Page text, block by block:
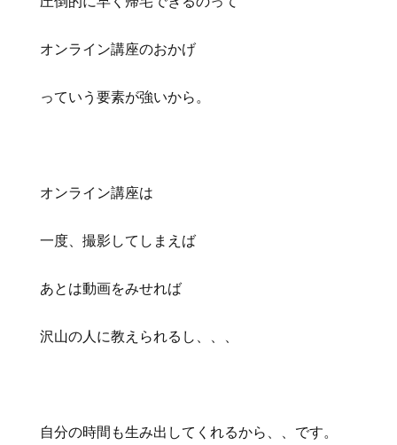
オンライン講座のおかげ
っていう要素が強いから。
オンライン講座は
一度、撮影してしまえば
あとは動画をみせれば
沢山の人に教えられるし、、、
自分の時間も生み出してくれるから、、です。